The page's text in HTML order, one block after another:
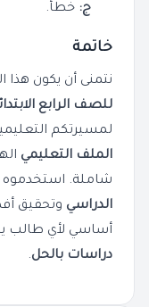
ج: خطأ.
خاتمة
نتمنى أن يكون هذا
للصف الرابع الابتدائي
لمسيرتكم
الملف التعليمي
شاملة. استخدموه
الدراسي وتحقيق
أساسي لأي طالب
دراسات بالحل.